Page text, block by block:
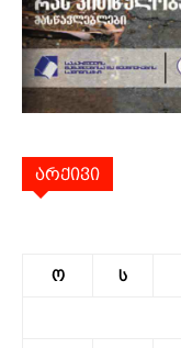
არქივი
ო ს